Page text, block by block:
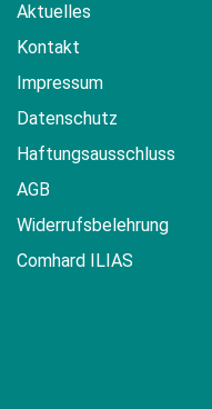
Aktuelles
Kontakt
Impressum
Datenschutz
Haftungsausschluss
AGB
Widerrufsbelehrung
Comhard ILIAS